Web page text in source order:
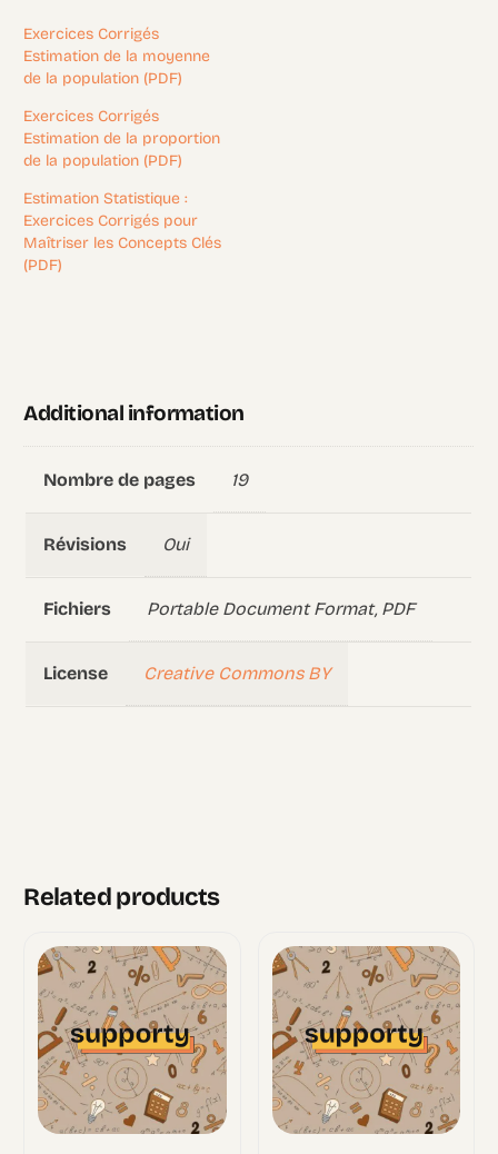
Exercices Corrigés
Estimation de la moyenne
de la population (PDF)
Exercices Corrigés
Estimation de la proportion
de la population (PDF)
Estimation Statistique :
Exercices Corrigés pour
Maîtriser les Concepts Clés
(PDF)
Additional information
Nombre de pages 19
Révisions Oui
Fichiers Portable Document Format, PDF
License Creative Commons BY
Related products